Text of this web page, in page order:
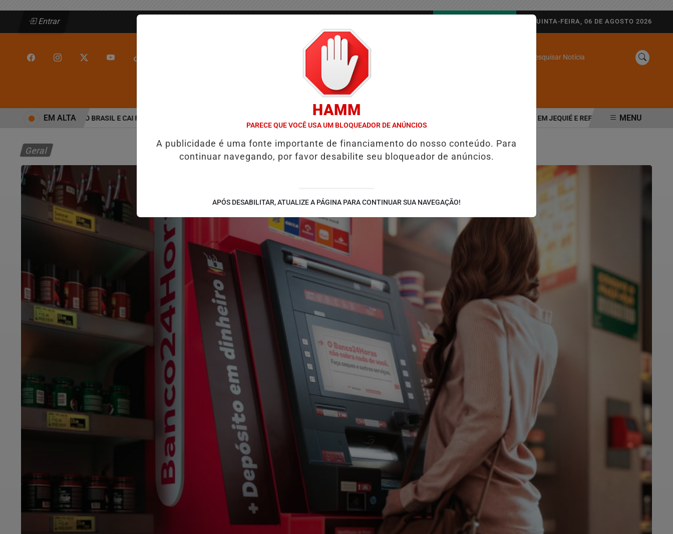
Entrar QUINTA-FEIRA, 06 DE AGOSTO 2026
Pesquisar Notícia
/ PUBLICIDADES LEGAIS
VIOLENTAS DO BRASIL E CAI PARA A 6ª POSIÇÃO EM NOVO ANUÁRIO DA SEGURANÇA PÚBLICA ALINE BARROS É CONFIRMADA NO DIA DO EVANGÉLICO EM JEQUIÉ E REFORÇA PROGRAMAÇÃO COM
EM ALTA MENU
Geral
HAMM
PARECE QUE VOCÊ USA UM BLOQUEADOR DE ANÚNCIOS
A publicidade é uma fonte importante de financiamento do nosso conteúdo. Para
continuar navegando, por favor desabilite seu bloqueador de anúncios.
APÓS DESABILITAR, ATUALIZE A PÁGINA PARA CONTINUAR SUA NAVEGAÇÃO!